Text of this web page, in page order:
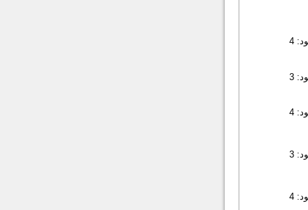
4
3
4
3
4